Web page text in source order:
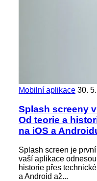
Mobilní aplikace 30.
Splash screeny
Od teorie a
na iOS a
Splash screen je
vaší aplikace
historie přes
a Android až...